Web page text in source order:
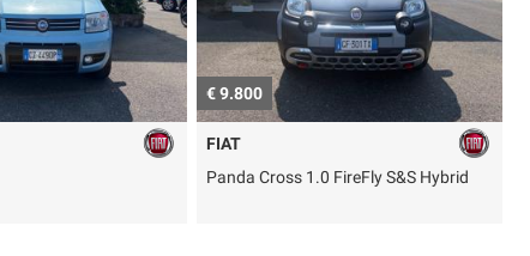
€ 9.800
FIAT
Panda Cross 1.0 FireFly S&S Hybrid